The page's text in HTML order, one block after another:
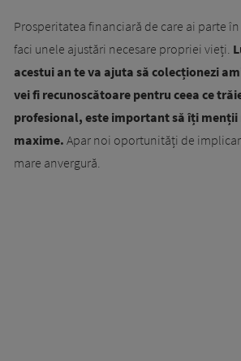
Prosperitatea financiară de care ai parte
faci unele ajustări necesare propriei vieți.
acestui an te va ajuta să colecționezi
vei fi recunoscătoare pentru ceea ce
profesional, este important să îți
maxime. Apar noi oportunități de
mare anvergură.